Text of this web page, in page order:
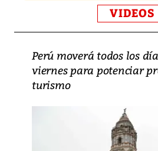
VIDEOS
Perú moverá todos los
viernes para potenciar
turismo